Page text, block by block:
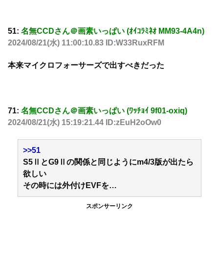
51: 名無CCDさん＠画素いっぱい (ｵｲｺﾗﾐﾈｵ MM93-4A4n)
2024/08/21(水) 11:00:10.83 ID:W33RuxRFM
本来マイクロフォーサーズで出すべきだった
71: 名無CCDさん＠画素いっぱい (ﾜｯﾁｮｲ 9f01-oxiq)
2024/08/21(水) 15:19:21.44 ID:zEuH2oOw0
>>51
S5ⅡとG9Ⅱの関係と同じようにm4/3版が出たら
欲しい
その時には外付けEVFを…
スポンサーリンク